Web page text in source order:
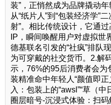
装”，正悄然成为品牌撬动
从“纸片人”到“包装经济学”
射”。相比传统设计，它通
IP，瞬间唤醒用户对虚拟
德基联名引发的“社疯”排队
为可穿戴的社交货币。2.解
示，76%的95后消费者会
装精准命中年轻人“颜值即
入：包装上的“awsl”“草（
圈层暗号-沉浸式体验：扫